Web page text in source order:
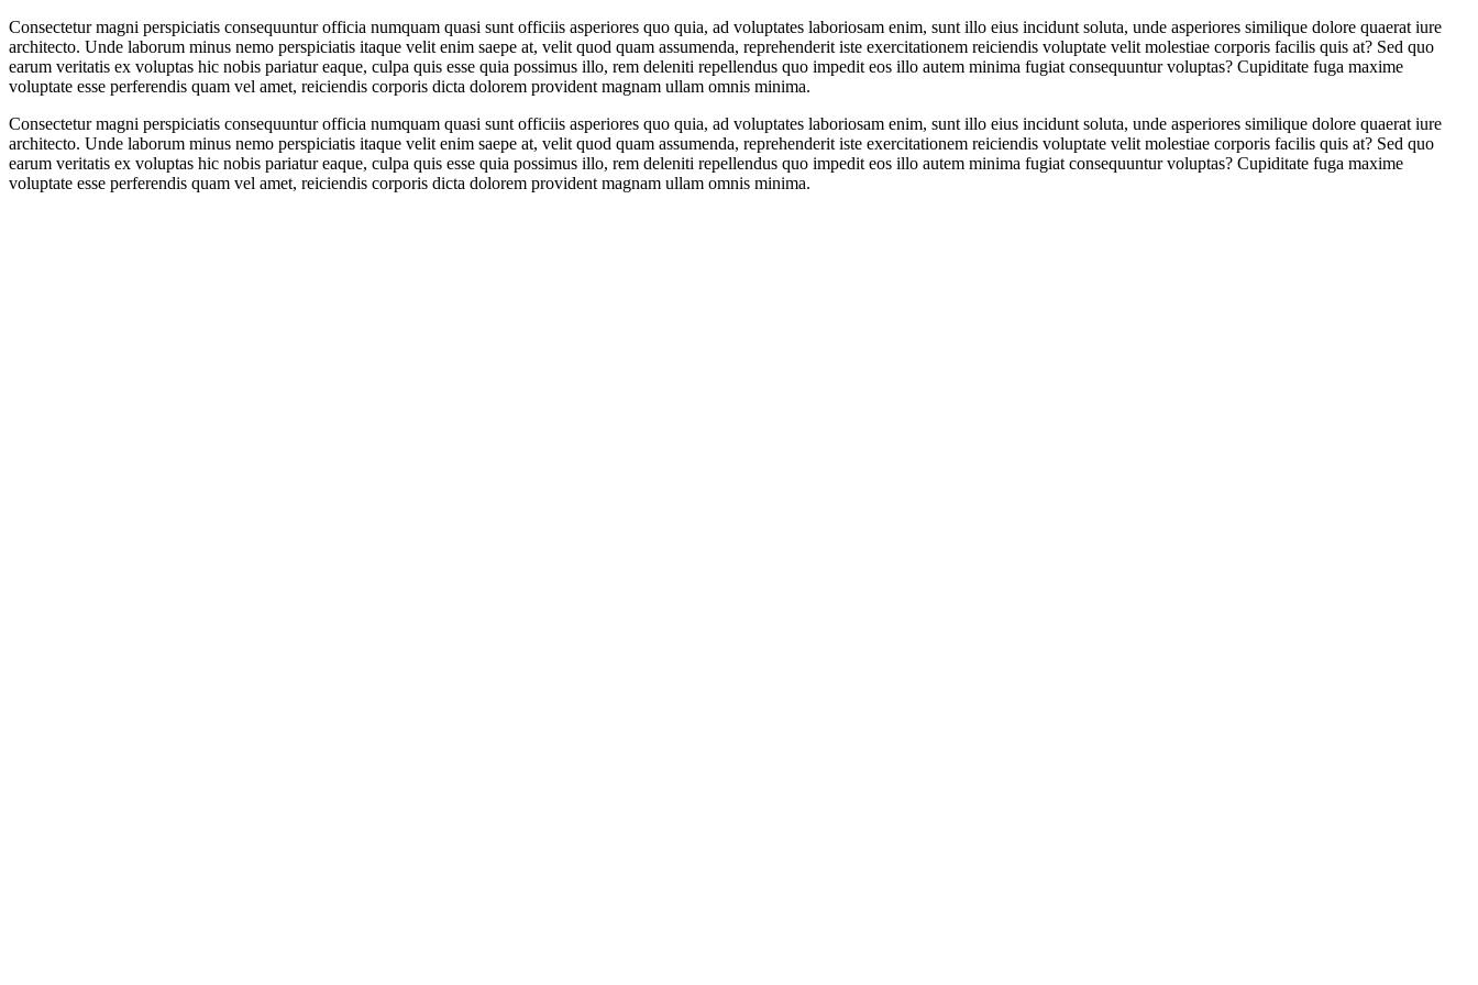
Consectetur magni perspiciatis consequuntur officia numquam quasi sunt officiis asperiores quo quia, ad voluptates laboriosam enim, sunt illo eius incidunt soluta, unde asperiores similique dolore quaerat iure
architecto. Unde laborum minus nemo perspiciatis itaque velit enim saepe at, velit quod quam assumenda, reprehenderit iste exercitationem reiciendis voluptate velit molestiae corporis facilis quis at? Sed quo
earum veritatis ex voluptas hic nobis pariatur eaque, culpa quis esse quia possimus illo, rem deleniti repellendus quo impedit eos illo autem minima fugiat consequuntur voluptas? Cupiditate fuga maxime
voluptate esse perferendis quam vel amet, reiciendis corporis dicta dolorem provident magnam ullam omnis minima.
Consectetur magni perspiciatis consequuntur officia numquam quasi sunt officiis asperiores quo quia, ad voluptates laboriosam enim, sunt illo eius incidunt soluta, unde asperiores similique dolore quaerat iure
architecto. Unde laborum minus nemo perspiciatis itaque velit enim saepe at, velit quod quam assumenda, reprehenderit iste exercitationem reiciendis voluptate velit molestiae corporis facilis quis at? Sed quo
earum veritatis ex voluptas hic nobis pariatur eaque, culpa quis esse quia possimus illo, rem deleniti repellendus quo impedit eos illo autem minima fugiat consequuntur voluptas? Cupiditate fuga maxime
voluptate esse perferendis quam vel amet, reiciendis corporis dicta dolorem provident magnam ullam omnis minima.